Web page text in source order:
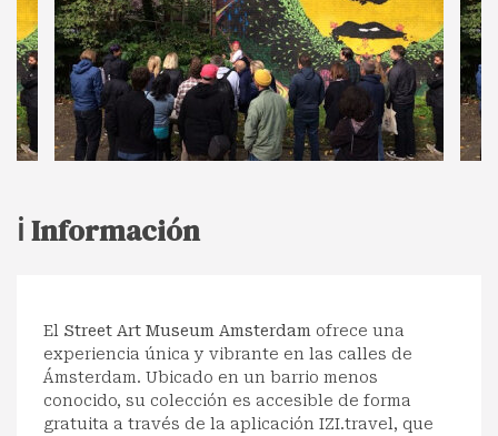
ℹ️ Información
El Street Art Museum Amsterdam ofrece una
experiencia única y vibrante en las calles de
Ámsterdam. Ubicado en un barrio menos
conocido, su colección es accesible de forma
gratuita a través de la aplicación IZI.travel, que